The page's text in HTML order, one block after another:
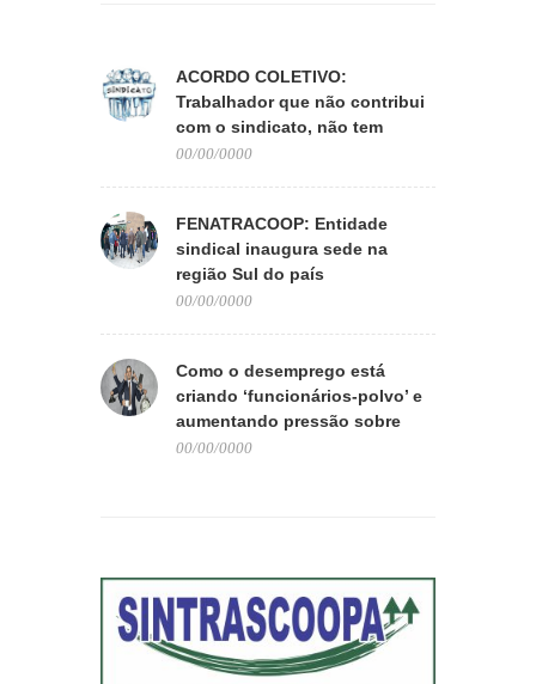
ACORDO COLETIVO:
Trabalhador que não contribui
com o sindicato, não tem
direito aos benefícios
00/00/0000
FENATRACOOP: Entidade
sindical inaugura sede na
região Sul do país
00/00/0000
Como o desemprego está
criando ‘funcionários-polvo’ e
aumentando pressão sobre
quem trabalha
00/00/0000